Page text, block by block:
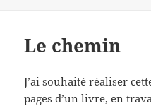
Le chemin
J’ai souhaité réaliser
pages d’un livre, en